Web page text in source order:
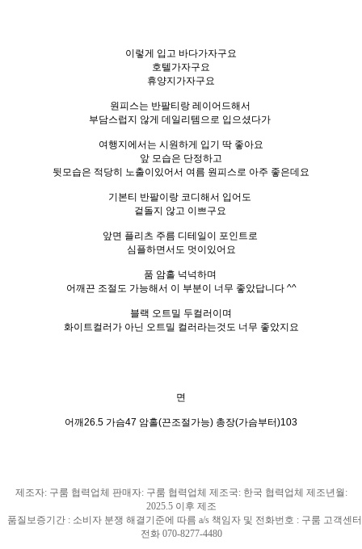
이렇게 입고 바다가자구요
호텔가자구요
휴양지가자구요
원피스는 반팔티랑 레이어드해서
부담스럽지 않게 데일리템으로 입으셨다가
여행지에서는 시원하게 입기 딱 좋아요
앞 모습은 단정하고
뒷모습은 적당히 노출이있어서 여름 원피스로 아주 좋은데요
기본티 반팔이랑 코디해서 입어도
겉돌지 않고 이쁘구요
앞면 플리츠 주름 디테일이 포인트로
심플하면서도 멋이있어요
품 암홀 넉넉하며
어깨끈 조절도 가능해서 이 부분이 너무 좋았답니다 ^^
블랙 오트밀 두컬러이며
화이트컬러가 아닌 오트밀 컬러라는것도 너무 좋았지요
면
어깨26.5 가슴47 암홀(끈조절가능) 총장(가슴부터)103
제조자: 구룸 협력업체 판매자: 구룸 협력업체 제조국: 한국 협력업체 제조년월 :
2025.5 이후 제조
품질보증기간 : 소비자 분쟁 해결기준에 따름 a/s 책임자 및 전화번호 : 구룸 고객센터
전화 070-8277-4480